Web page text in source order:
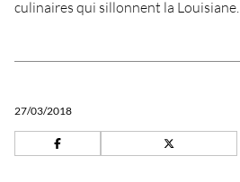
culinaires qui sillonnent la Louisiane.
27/03/2018